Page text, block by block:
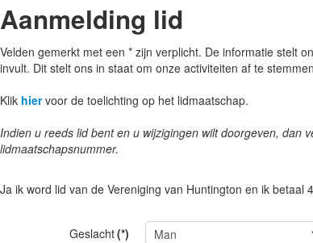
Aanmelding lid
Velden gemerkt met een * zijn verplicht. De informatie stelt
invult. Dit stelt ons in staat om onze activiteiten af te
Klik hiervoor de toelichting op het lidmaatschap.
Indien u reeds lid bent en u wijzigingen wilt doorgeven, dan
lidmaatschapsnummer.
Ja ik word lid van de Vereniging van Huntington en ik
Geslacht(*)